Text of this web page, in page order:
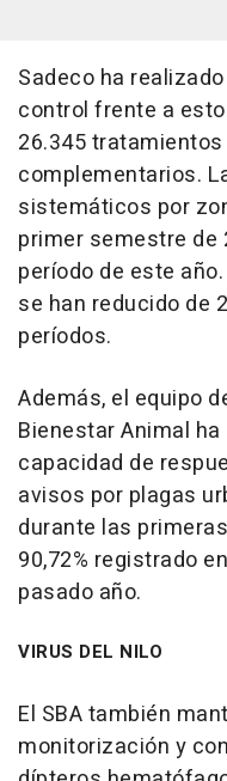
Sadeco ha
control frente a
26.345
complementarios.
sistemáticos por
primer semestre de
período de este
se han reducido de
períodos.
Además, el equipo
Bienestar Animal
capacidad de
avisos por plagas
durante las
90,72% registrado
pasado año.
VIRUS DEL NILO
El SBA también
monitorización y